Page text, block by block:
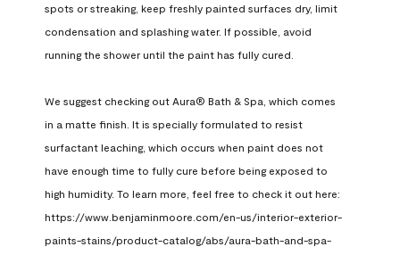
spots or streaking, keep freshly painted surfaces dry, limit
condensation and splashing water. If possible, avoid
running the shower until the paint has fully cured.
We suggest checking out Aura® Bath & Spa, which comes
in a matte finish. It is specially formulated to resist
surfactant leaching, which occurs when paint does not
have enough time to fully cure before being exposed to
high humidity. To learn more, feel free to check it out here:
https://www.benjaminmoore.com/en-us/interior-exterior-
paints-stains/product-catalog/abs/aura-bath-and-spa-